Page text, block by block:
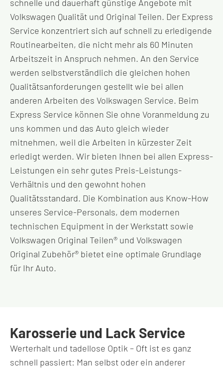
schnelle und dauerhaft günstige Angebote mit
Volkswagen Qualität und Original Teilen. Der Express
Service konzentriert sich auf schnell zu erledigende
Routinearbeiten, die nicht mehr als 60 Minuten
Arbeitszeit in Anspruch nehmen. An den Service
werden selbstverständlich die gleichen hohen
Qualitätsanforderungen gestellt wie bei allen
anderen Arbeiten des Volkswagen Service. Beim
Express Service können Sie ohne Voranmeldung zu
uns kommen und das Auto gleich wieder
mitnehmen, weil die Arbeiten in kürzester Zeit
erledigt werden. Wir bieten Ihnen bei allen Express-
Leistungen ein sehr gutes Preis-Leistungs-
Verhältnis und den gewohnt hohen
Qualitätsstandard. Die Kombination aus Know-How
unseres Service-Personals, dem modernen
technischen Equipment in der Werkstatt sowie
Volkswagen Original Teilen® und Volkswagen
Original Zubehör® bietet eine optimale Grundlage
für Ihr Auto.
Karosserie und Lack Service
Werterhalt und tadellose Optik – Oft ist es ganz
schnell passiert: Man selbst oder ein anderer